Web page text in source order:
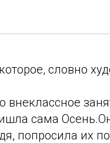
словно
внеклассное
сама
попросила их